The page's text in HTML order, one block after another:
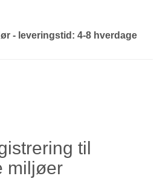
- leveringstid: 4-8 hverdage
til
miljøer